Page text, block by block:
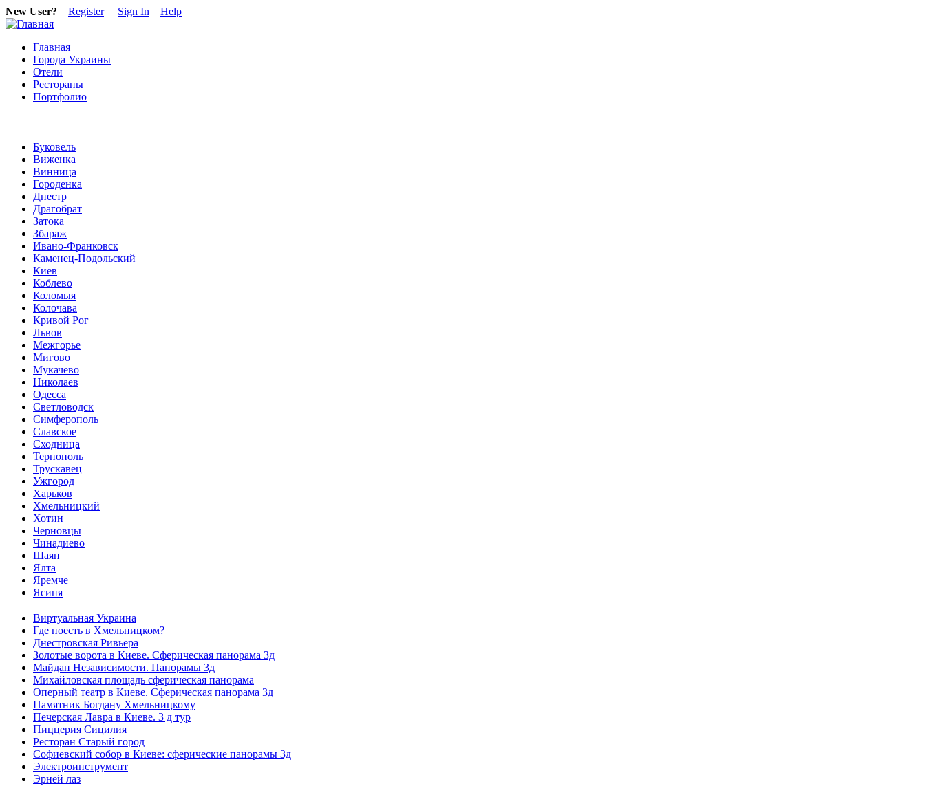
New User? Register Sign In Help
Главная
Города Украины
Отели
Рестораны
Портфолио
Буковель
Виженка
Винница
Городенка
Днестр
Драгобрат
Затока
Збараж
Ивано-Франковск
Каменец-Подольский
Киев
Коблево
Коломыя
Колочава
Кривой Рог
Львов
Межгорье
Мигово
Мукачево
Николаев
Одесса
Светловодск
Симферополь
Славское
Сходница
Тернополь
Трускавец
Ужгород
Харьков
Хмельницкий
Хотин
Черновцы
Чинадиево
Шаян
Ялта
Яремче
Ясиня
Виртуальная Украина
Где поесть в Хмельницком?
Днестровская Ривьера
Золотые ворота в Киеве. Сферическая панорама 3д
Майдан Независимости. Панорамы 3д
Михайловская площадь сферическая панорама
Оперный театр в Киеве. Сферическая панорама 3д
Памятник Богдану Хмельницкому
Печерская Лавра в Киеве. 3 д тур
Пиццерия Сицилия
Ресторан Старый город
Софиевский собор в Киеве: сферические панорамы 3д
Электроинструмент
Эрней лаз